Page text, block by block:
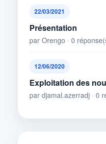
22/03/2021
Présentation
par Orengo · 0
12/06/2020
Exploitation des
par djamal.azerradj · 0